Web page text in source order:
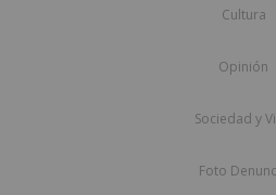
Cultura
Opinión
Sociedad y
Foto